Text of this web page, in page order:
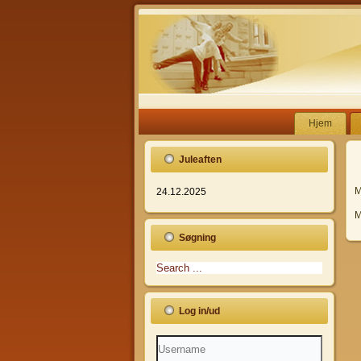
Hjem
Juleaften
24.12.2025
Søgning
Log in/ud